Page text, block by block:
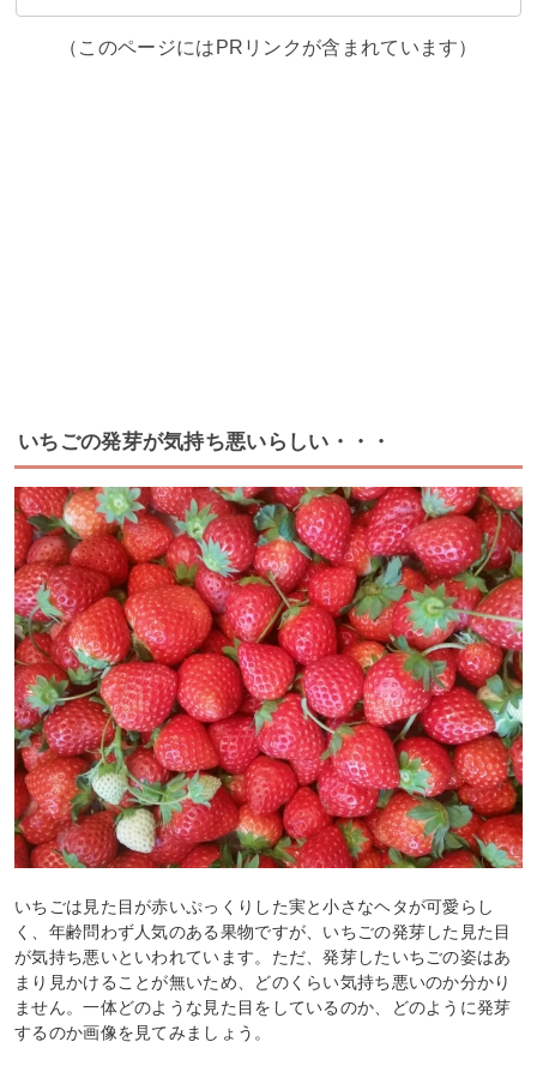
（このページにはPRリンクが含まれています）
いちごの発芽が気持ち悪いらしい・・・
いちごは見た目が赤いぷっくりした実と小さなヘタが可愛らし
く、年齢問わず人気のある果物ですが、いちごの発芽した見た目
が気持ち悪いといわれています。ただ、発芽したいちごの姿はあ
まり見かけることが無いため、どのくらい気持ち悪いのか分かり
ません。一体どのような見た目をしているのか、どのように発芽
するのか画像を見てみましょう。